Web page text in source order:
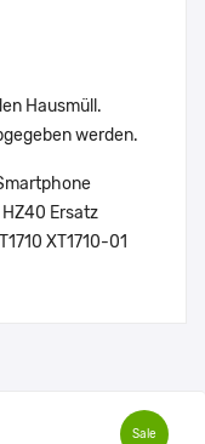
Hausmüll.
werden.
Ersatz
XT1710-01
Sale